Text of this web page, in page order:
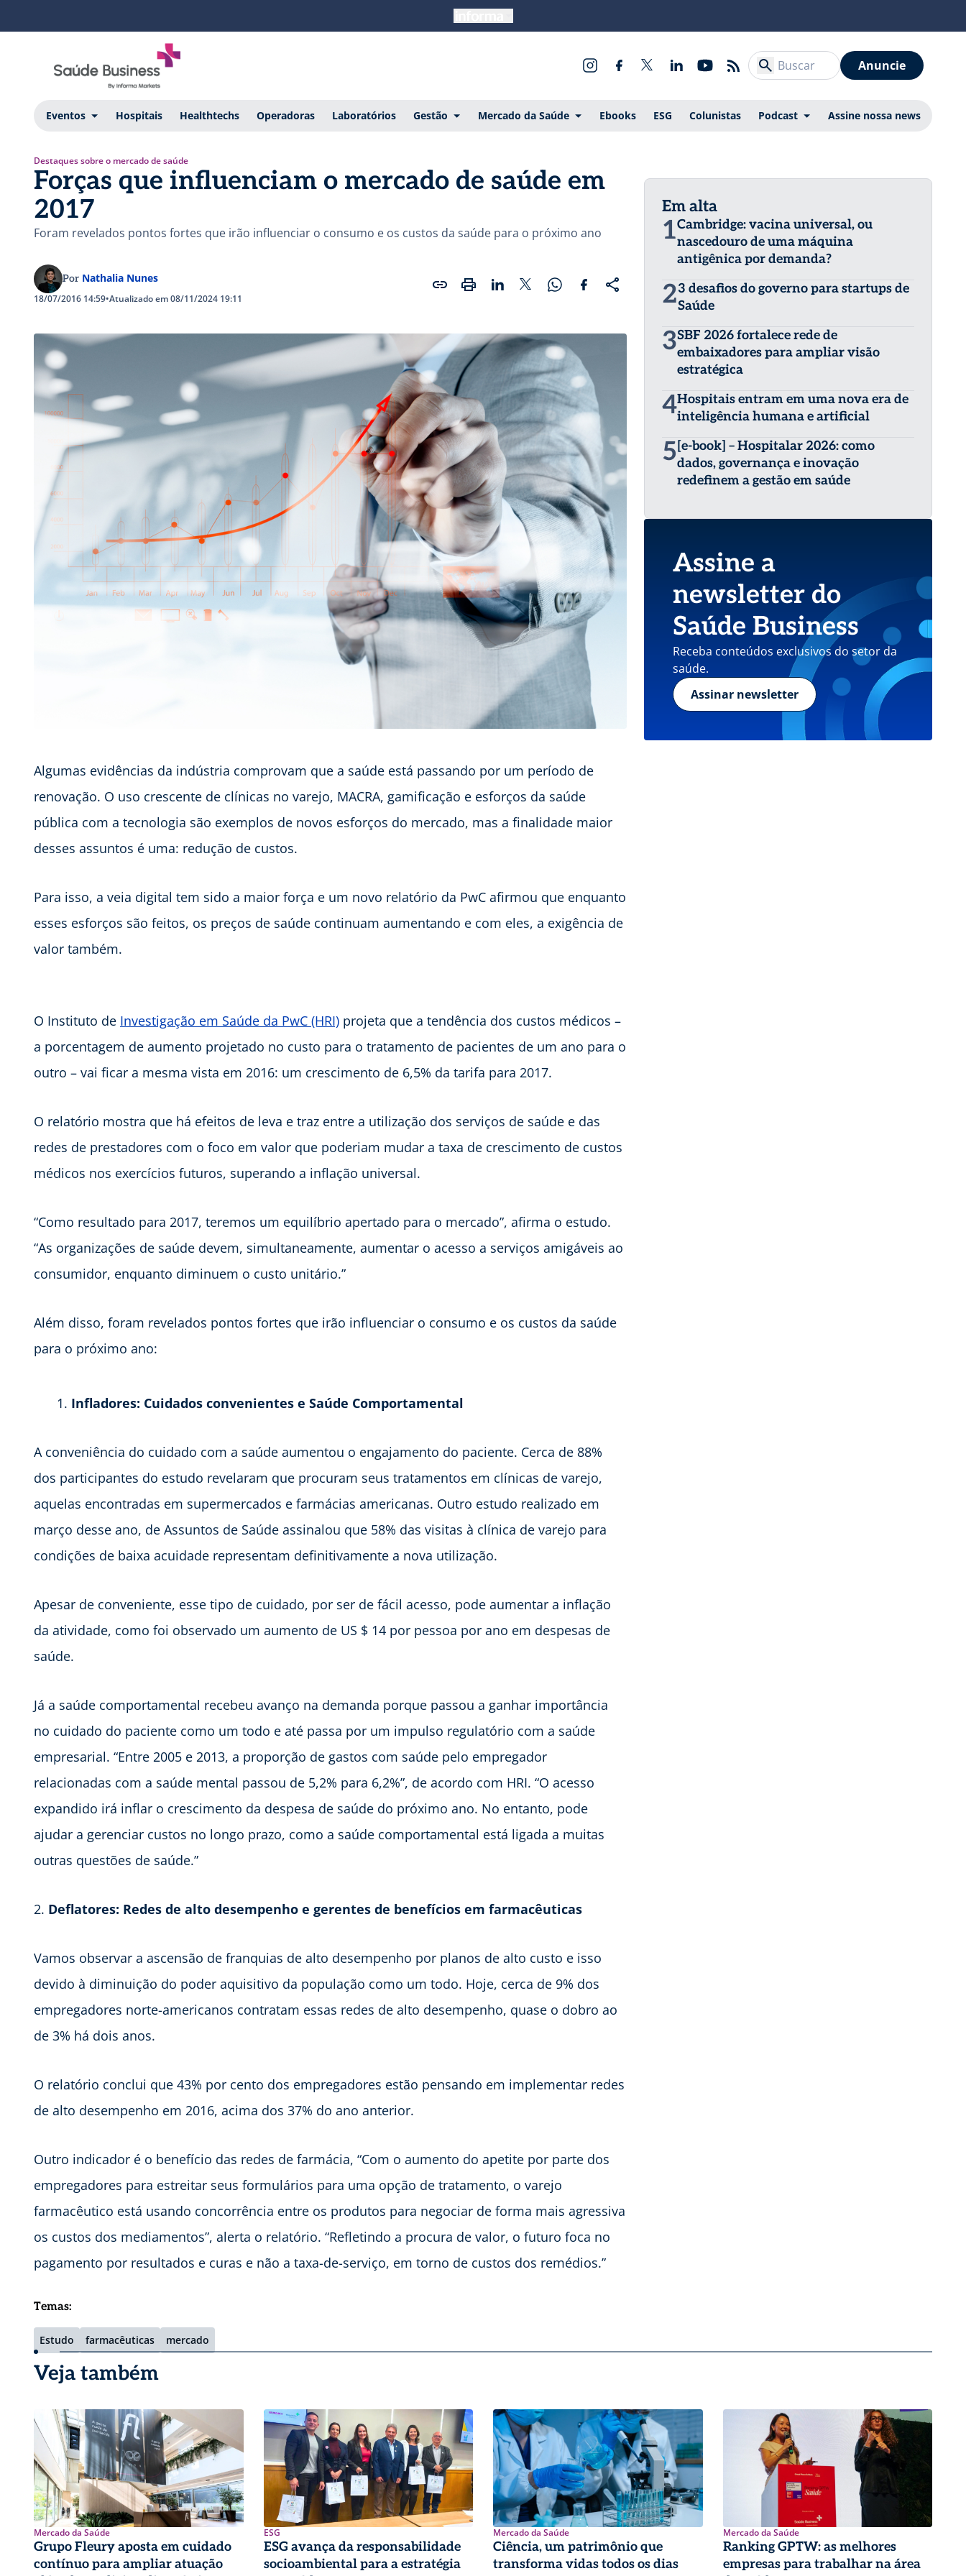
Anuncie
Eventos Hospitais Healthtechs Operadoras Laboratórios Gestão Mercado da Saúde Ebooks ESG Colunistas Podcast Assine nossa news
Destaques sobre o mercado de saúde
Forças que influenciam o mercado de saúde em
2017
Foram revelados pontos fortes que irão influenciar o consumo e os custos da saúde para o próximo ano
Por Nathalia Nunes
18/07/2016 14:59•Atualizado em 08/11/2024 19:11
Algumas evidências da indústria comprovam que a saúde está passando por um período de
renovação. O uso crescente de clínicas no varejo, MACRA, gamificação e esforços da saúde
pública com a tecnologia são exemplos de novos esforços do mercado, mas a finalidade maior
desses assuntos é uma: redução de custos.
Para isso, a veia digital tem sido a maior força e um novo relatório da PwC afirmou que enquanto
esses esforços são feitos, os preços de saúde continuam aumentando e com eles, a exigência de
valor também.
O Instituto de Investigação em Saúde da PwC (HRI) projeta que a tendência dos custos médicos –
a porcentagem de aumento projetado no custo para o tratamento de pacientes de um ano para o
outro – vai ficar a mesma vista em 2016: um crescimento de 6,5% da tarifa para 2017.
O relatório mostra que há efeitos de leva e traz entre a utilização dos serviços de saúde e das
redes de prestadores com o foco em valor que poderiam mudar a taxa de crescimento de custos
médicos nos exercícios futuros, superando a inflação universal.
“Como resultado para 2017, teremos um equilíbrio apertado para o mercado”, afirma o estudo.
“As organizações de saúde devem, simultaneamente, aumentar o acesso a serviços amigáveis ao
consumidor, enquanto diminuem o custo unitário.”
Além disso, foram revelados pontos fortes que irão influenciar o consumo e os custos da saúde
para o próximo ano:
Infladores: Cuidados convenientes e Saúde Comportamental
A conveniência do cuidado com a saúde aumentou o engajamento do paciente. Cerca de 88%
dos participantes do estudo revelaram que procuram seus tratamentos em clínicas de varejo,
aquelas encontradas em supermercados e farmácias americanas. Outro estudo realizado em
março desse ano, de Assuntos de Saúde assinalou que 58% das visitas à clínica de varejo para
condições de baixa acuidade representam definitivamente a nova utilização.
Apesar de conveniente, esse tipo de cuidado, por ser de fácil acesso, pode aumentar a inflação
da atividade, como foi observado um aumento de US $ 14 por pessoa por ano em despesas de
saúde.
Já a saúde comportamental recebeu avanço na demanda porque passou a ganhar importância
no cuidado do paciente como um todo e até passa por um impulso regulatório com a saúde
empresarial. “Entre 2005 e 2013, a proporção de gastos com saúde pelo empregador
relacionadas com a saúde mental passou de 5,2% para 6,2%”, de acordo com HRI. “O acesso
expandido irá inflar o crescimento da despesa de saúde do próximo ano. No entanto, pode
ajudar a gerenciar custos no longo prazo, como a saúde comportamental está ligada a muitas
outras questões de saúde.”
2. Deflatores: Redes de alto desempenho e gerentes de benefícios em farmacêuticas
Vamos observar a ascensão de franquias de alto desempenho por planos de alto custo e isso
devido à diminuição do poder aquisitivo da população como um todo. Hoje, cerca de 9% dos
empregadores norte-americanos contratam essas redes de alto desempenho, quase o dobro ao
de 3% há dois anos.
O relatório conclui que 43% por cento dos empregadores estão pensando em implementar redes
de alto desempenho em 2016, acima dos 37% do ano anterior.
Outro indicador é o benefício das redes de farmácia, “Com o aumento do apetite por parte dos
empregadores para estreitar seus formulários para uma opção de tratamento, o varejo
farmacêutico está usando concorrência entre os produtos para negociar de forma mais agressiva
os custos dos mediamentos”, alerta o relatório. “Refletindo a procura de valor, o futuro foca no
pagamento por resultados e curas e não a taxa-de-serviço, em torno de custos dos remédios.”
Temas:
Estudo farmacêuticas mercado
Em alta
1Cambridge: vacina universal, ou
nascedouro de uma máquina
antigênica por demanda?
23 desafios do governo para startups de
Saúde
3SBF 2026 fortalece rede de
embaixadores para ampliar visão
estratégica
4Hospitais entram em uma nova era de
inteligência humana e artificial
5 [e-book] – Hospitalar 2026: como
dados, governança e inovação
redefinem a gestão em saúde
Assine a
newsletter do
Saúde Business
Receba conteúdos exclusivos do setor da
saúde.
Assinar newsletter
Veja também
Mercado da Saúde
Grupo Fleury aposta em cuidado
contínuo para ampliar atuação
ESG
ESG avança da responsabilidade
socioambiental para a estratégia
Mercado da Saúde
Ciência, um patrimônio que
transforma vidas todos os dias
Mercado da Saúde
Ranking GPTW: as melhores
empresas para trabalhar na área